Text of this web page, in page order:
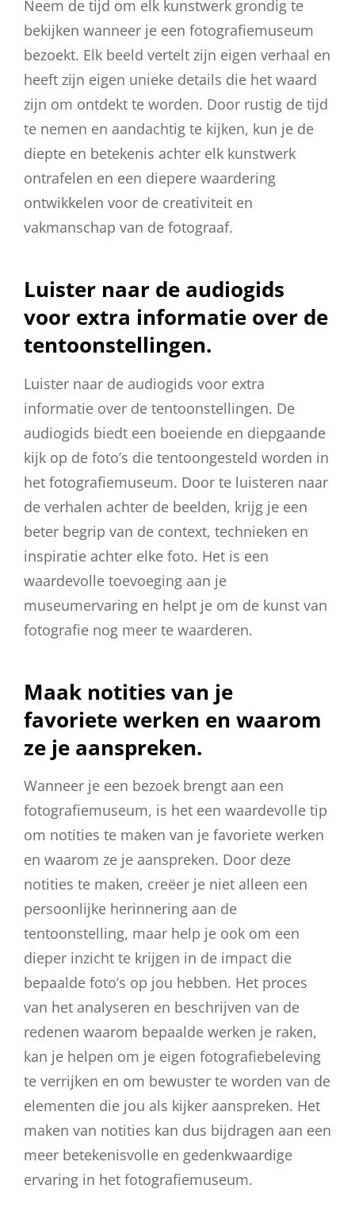
Neem de tijd om elk kunstwerk grondig te
bekijken wanneer je een fotografiemuseum
bezoekt. Elk beeld vertelt zijn eigen verhaal en
heeft zijn eigen unieke details die het waard
zijn om ontdekt te worden. Door rustig de tijd
te nemen en aandachtig te kijken, kun je de
diepte en betekenis achter elk kunstwerk
ontrafelen en een diepere waardering
ontwikkelen voor de creativiteit en
vakmanschap van de fotograaf.
Luister naar de audiogids
voor extra informatie over de
tentoonstellingen.
Luister naar de audiogids voor extra
informatie over de tentoonstellingen. De
audiogids biedt een boeiende en diepgaande
kijk op de foto’s die tentoongesteld worden in
het fotografiemuseum. Door te luisteren naar
de verhalen achter de beelden, krijg je een
beter begrip van de context, technieken en
inspiratie achter elke foto. Het is een
waardevolle toevoeging aan je
museumervaring en helpt je om de kunst van
fotografie nog meer te waarderen.
Maak notities van je
favoriete werken en waarom
ze je aanspreken.
Wanneer je een bezoek brengt aan een
fotografiemuseum, is het een waardevolle tip
om notities te maken van je favoriete werken
en waarom ze je aanspreken. Door deze
notities te maken, creëer je niet alleen een
persoonlijke herinnering aan de
tentoonstelling, maar help je ook om een
dieper inzicht te krijgen in de impact die
bepaalde foto’s op jou hebben. Het proces
van het analyseren en beschrijven van de
redenen waarom bepaalde werken je raken,
kan je helpen om je eigen fotografiebeleving
te verrijken en om bewuster te worden van de
elementen die jou als kijker aanspreken. Het
maken van notities kan dus bijdragen aan een
meer betekenisvolle en gedenkwaardige
ervaring in het fotografiemuseum.